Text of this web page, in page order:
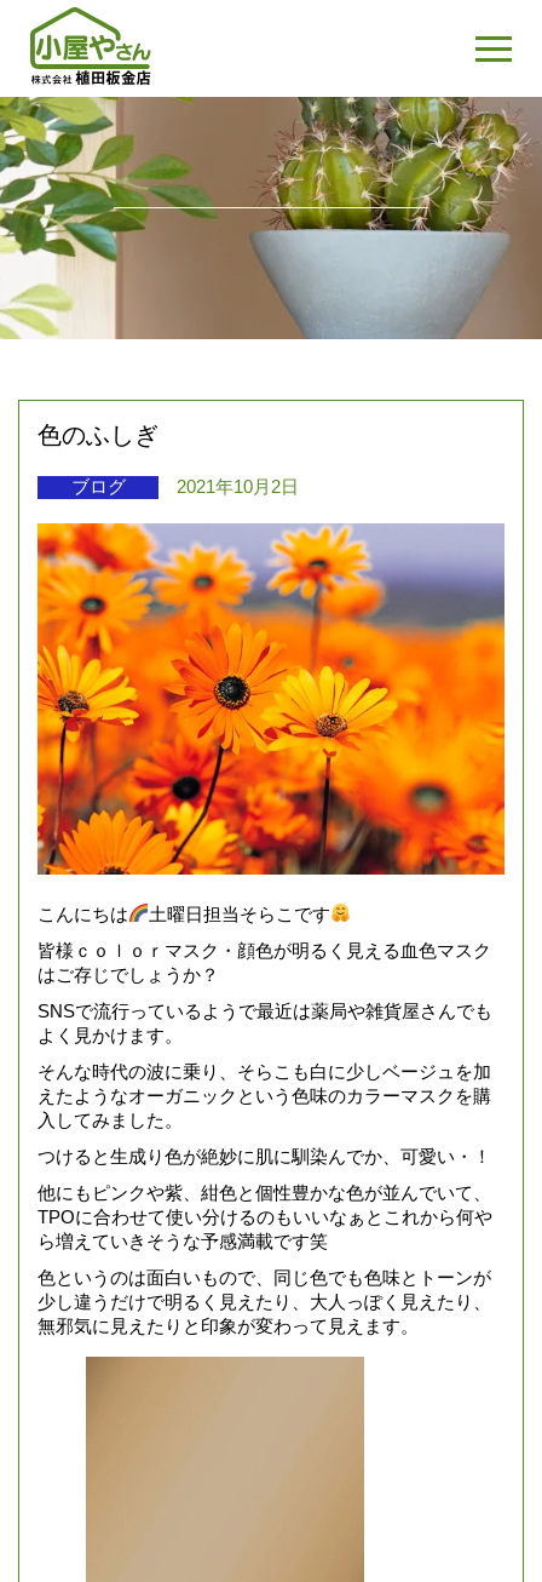
色のふしぎ
ブログ 2021年10月2日
こんにちは
土曜日担当そらこです
皆様ｃｏｌｏｒマスク・顔色が明るく見える血色マスク
はご存じでしょうか？
SNSで流行っているようで最近は薬局や雑貨屋さんでも
よく見かけます。
そんな時代の波に乗り、そらこも白に少しベージュを加
えたようなオーガニックという色味のカラーマスクを購
入してみました。
つけると生成り色が絶妙に肌に馴染んでか、可愛い・！
他にもピンクや紫、紺色と個性豊かな色が並んでいて、
TPOに合わせて使い分けるのもいいなぁとこれから何や
ら増えていきそうな予感満載です笑
色というのは面白いもので、同じ色でも色味とトーンが
少し違うだけで明るく見えたり、大人っぽく見えたり、
無邪気に見えたりと印象が変わって見えます。